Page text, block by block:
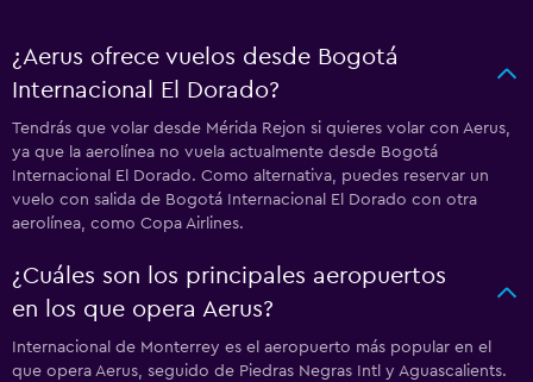
¿Aerus ofrece vuelos desde Bogotá
Internacional El Dorado?
Tendrás que volar desde Mérida Rejon si quieres volar con Aerus,
ya que la aerolínea no vuela actualmente desde Bogotá
Internacional El Dorado. Como alternativa, puedes reservar un
vuelo con salida de Bogotá Internacional El Dorado con otra
aerolínea, como Copa Airlines.
¿Cuáles son los principales aeropuertos
en los que opera Aerus?
Internacional de Monterrey es el aeropuerto más popular en el
que opera Aerus, seguido de Piedras Negras Intl y Aguascalients.